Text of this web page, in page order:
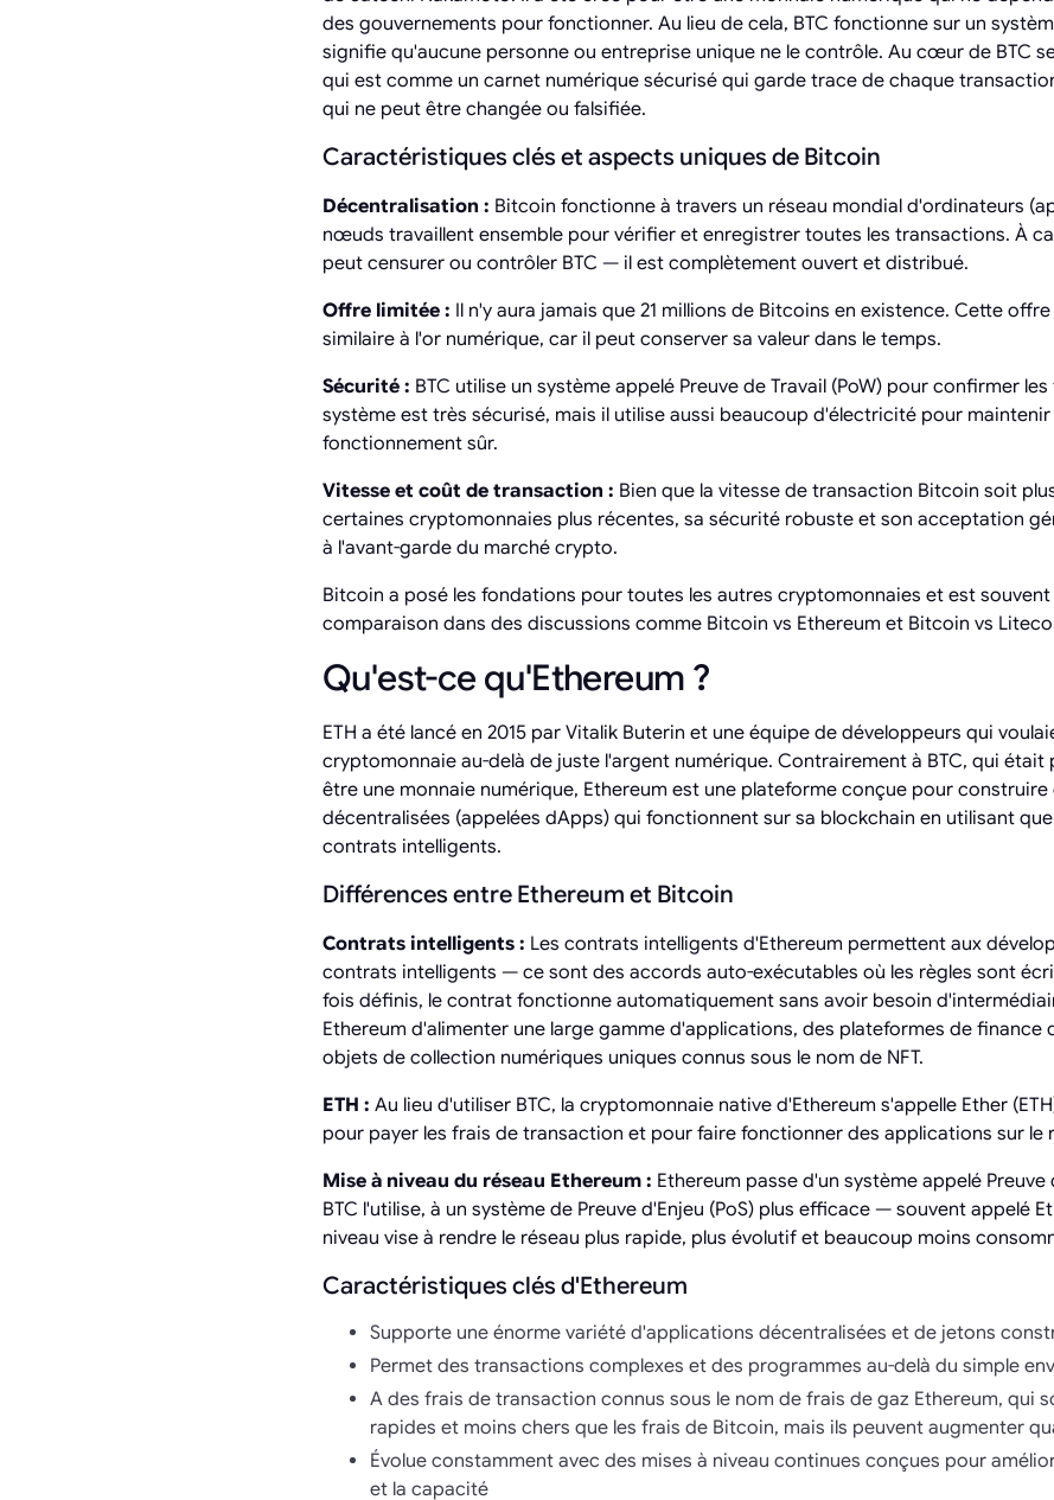
des gouvernements pour fonctionner. Au lieu de cela, BTC fonctionne sur un
signifie qu'aucune personne ou entreprise unique ne le contrôle. Au cœur de BTC
qui est comme un carnet numérique sécurisé qui garde trace de chaque
qui ne peut être changée ou falsifiée.
Caractéristiques clés et aspects uniques de Bitcoin
Décentralisation : Bitcoin fonctionne à travers un réseau mondial d'ordinateurs
nœuds travaillent ensemble pour vérifier et enregistrer toutes les transactions. À
peut censurer ou contrôler BTC — il est complètement ouvert et distribué.
Offre limitée : Il n'y aura jamais que 21 millions de Bitcoins en existence. Cette
similaire à l'or numérique, car il peut conserver sa valeur dans le temps.
Sécurité : BTC utilise un système appelé Preuve de Travail (PoW) pour confirmer
système est très sécurisé, mais il utilise aussi beaucoup d'électricité pour maintenir
fonctionnement sûr.
Vitesse et coût de transaction : Bien que la vitesse de transaction Bitcoin soit
certaines cryptomonnaies plus récentes, sa sécurité robuste et son acceptation
à l'avant-garde du marché crypto.
Bitcoin a posé les fondations pour toutes les autres cryptomonnaies et est
comparaison dans des discussions comme Bitcoin vs Ethereum et Bitcoin vs
Qu'est-ce qu'Ethereum ?
ETH a été lancé en 2015 par Vitalik Buterin et une équipe de développeurs qui
cryptomonnaie au-delà de juste l'argent numérique. Contrairement à BTC, qui
être une monnaie numérique, Ethereum est une plateforme conçue pour
décentralisées (appelées dApps) qui fonctionnent sur sa blockchain en utilisant
contrats intelligents.
Différences entre Ethereum et Bitcoin
Contrats intelligents : Les contrats intelligents d'Ethereum permettent aux
contrats intelligents — ce sont des accords auto-exécutables où les règles sont
fois définis, le contrat fonctionne automatiquement sans avoir besoin
Ethereum d'alimenter une large gamme d'applications, des plateformes de finance
objets de collection numériques uniques connus sous le nom de NFT.
ETH : Au lieu d'utiliser BTC, la cryptomonnaie native d'Ethereum s'appelle Ether
pour payer les frais de transaction et pour faire fonctionner des applications sur le
Mise à niveau du réseau Ethereum : Ethereum passe d'un système appelé Preuve
BTC l'utilise, à un système de Preuve d'Enjeu (PoS) plus efficace — souvent appelé
niveau vise à rendre le réseau plus rapide, plus évolutif et beaucoup moins
Caractéristiques clés d'Ethereum
Supporte une énorme variété d'applications décentralisées et de jetons
Permet des transactions complexes et des programmes au-delà du simple
A des frais de transaction connus sous le nom de frais de gaz Ethereum, qui
rapides et moins chers que les frais de Bitcoin, mais ils peuvent augmenter
Évolue constamment avec des mises à niveau continues conçues pour
et la capacité